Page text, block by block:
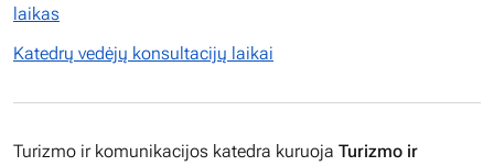
laikas
Katedrų vedėjų konsultacijų laikai
Turizmo ir komunikacijos katedra kuruoja Turizmo ir